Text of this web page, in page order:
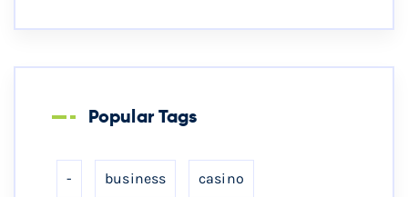
Popular Tags
- business casino